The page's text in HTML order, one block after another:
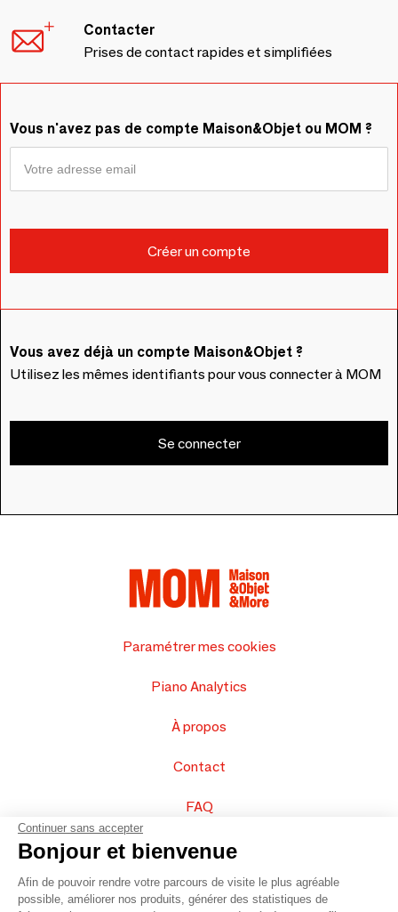
Contacter
Prises de contact rapides et simplifiées
Vous n'avez pas de compte Maison&Objet ou MOM ?
Vous avez déjà un compte Maison&Objet ?
Utilisez les mêmes identifiants pour vous connecter à MOM
Se connecter
Paramétrer mes cookies
Piano Analytics
À propos
Contact
FAQ
Vendez vos produits
Plan du site
Continuer sans accepter
Bonjour et bienvenue
Afin de pouvoir rendre votre parcours de visite le plus agréable
possible, améliorer nos produits, générer des statistiques de